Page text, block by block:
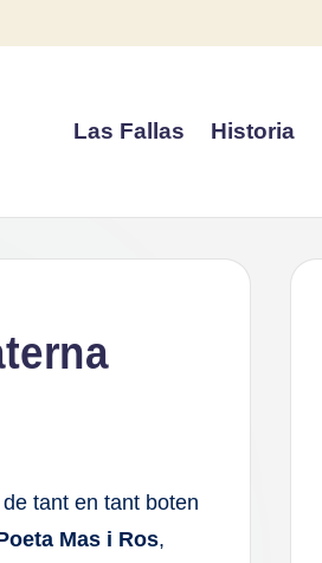
Las Fallas Historia
tant en tant boten
Mas i Ros,